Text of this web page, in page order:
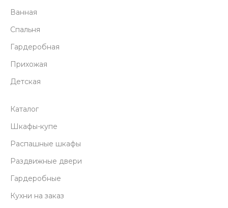
Ванная
Спальня
Гардеробная
Прихожая
Детская
Каталог
Шкафы-купе
Распашные шкафы
Раздвижные двери
Гардеробные
Кухни на заказ